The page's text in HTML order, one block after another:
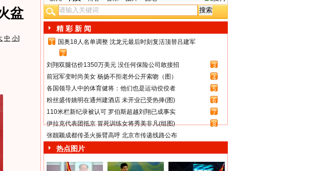
盆
中 小]
精 彩 新 闻
1
国奥18人名单调整 沈龙元最后时刻复活顶替吕建军
2
刘翔双腿估价1350万美元 没任何保险公司敢接招
3
前冠军变时尚美女 杨扬不拒老外公开索吻（图）
4
各国领导人中的体育健将：他们也是运动佼佼者
5
粉丝盛传姚明在通州建酒店 未开业已受热捧(图)
6
110米栏新纪录被认可 罗伯斯超越刘翔已成事实
7
伊拉克代表团抵京 冒死训练女将秀美非凡(组图)
8
张靓颖成都传圣火振臂高呼 北京市传递线路公布
热点图片